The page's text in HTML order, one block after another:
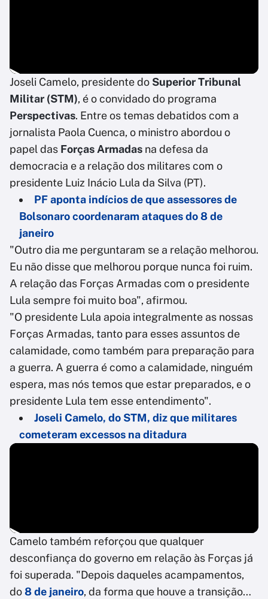
Joseli Camelo, presidente do Superior Tribunal
Militar (STM), é o convidado do programa
Perspectivas. Entre os temas debatidos com a
jornalista Paola Cuenca, o ministro abordou o
papel das Forças Armadas na defesa da
democracia e a relação dos militares com o
presidente Luiz Inácio Lula da Silva (PT).
PF aponta indícios de que assessores de
Bolsonaro coordenaram ataques do 8 de
janeiro
"Outro dia me perguntaram se a relação melhorou.
Eu não disse que melhorou porque nunca foi ruim.
A relação das Forças Armadas com o presidente
Lula sempre foi muito boa", afirmou.
"O presidente Lula apoia integralmente as nossas
Forças Armadas, tanto para esses assuntos de
calamidade, como também para preparação para
a guerra. A guerra é como a calamidade, ninguém
espera, mas nós temos que estar preparados, e o
presidente Lula tem esse entendimento".
Joseli Camelo, do STM, diz que militares
cometeram excessos na ditadura
Camelo também reforçou que qualquer
desconfiança do governo em relação às Forças já
foi superada. "Depois daqueles acampamentos,
do8 de janeiro, da forma que houve a transição…